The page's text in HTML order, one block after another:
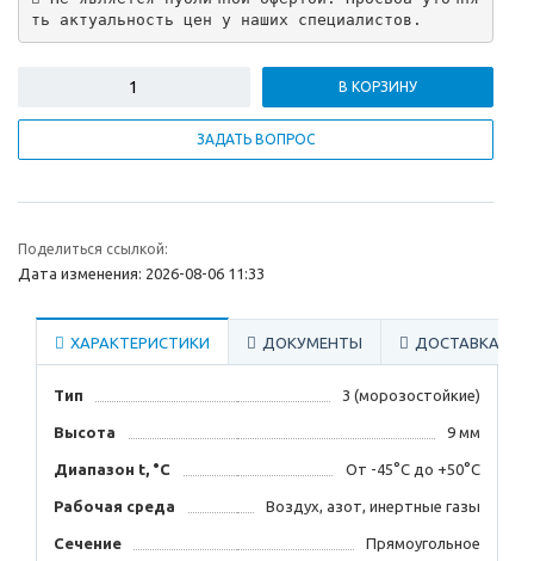
ть актуальность цен у наших специалистов.
В КОРЗИНУ
ЗАДАТЬ ВОПРОС
Поделиться ссылкой:
Дата изменения: 2026-08-06 11:33
ХАРАКТЕРИСТИКИ ДОКУМЕНТЫ ДОСТАВКА
Тип 3 (морозостойкие)
Высота 9 мм
Диапазон t, °С От -45°С до +50°С
Рабочая среда Воздух, азот, инертные газы
Сечение Прямоугольное